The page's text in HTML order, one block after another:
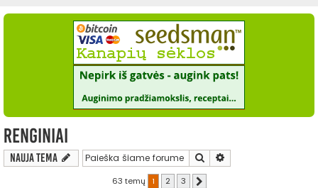
e
Renginiai
Nauja tema Ieškoti
63 temų 1 2 3